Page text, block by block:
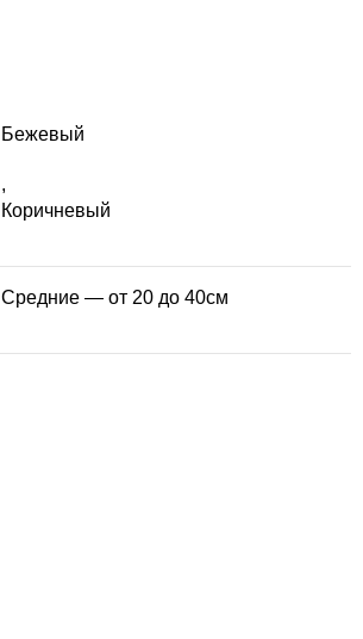
Бежевый
,
Коричневый
Средние — от 20 до 40см